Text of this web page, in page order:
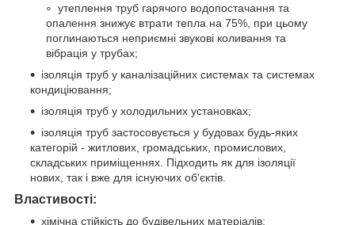
утеплення труб гарячого водопостачання та
опалення знижує втрати тепла на 75%, при цьому
поглинаються неприємні звукові коливання та
вібрація у трубах;
ізоляція труб у каналізаційних системах та системах
кондиціювання;
ізоляція труб у холодильних установках;
ізоляція труб застосовується у будовах будь-яких
категорій - житлових, громадських, промислових,
складських приміщеннях. Підходить як для ізоляції
нових, так і вже для існуючих об'єктів.
Властивості:
хімічна стійкість до будівельних матеріалів;